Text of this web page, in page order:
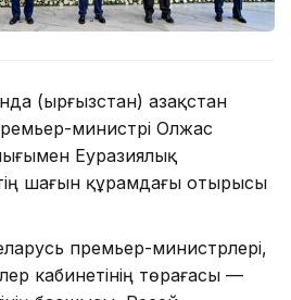
(Қырғызстан) Қазақстан
министрі Олжас
Еуразиялық
шағын құрамдағы отырысы
премьер-министрлері,
кабинетінің төрағасы —